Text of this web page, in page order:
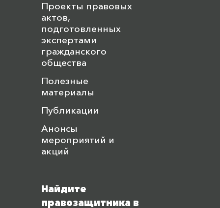
Проекты правовых
актов,
подготовленных
экспертами
гражданского
общества
Полезные
материалы
Публикации
Анонсы
мероприятий и
акций
Найдите
правозащитника в